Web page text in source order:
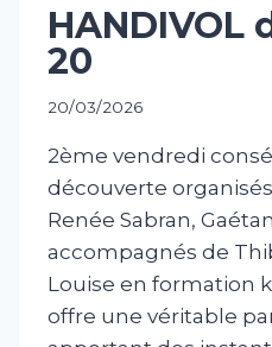
HANDIVOL
20
20/03/2026
2ème vendredi
découverte
Renée Sabran,
accompagnés de
Louise en formation
offre une véritable